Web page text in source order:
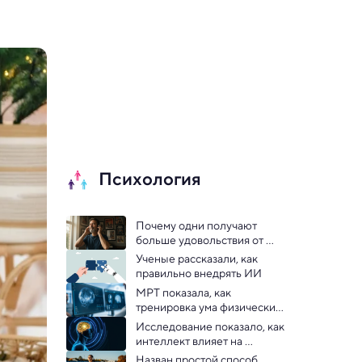
Психология
Почему одни получают
больше удовольствия от
музыки, чем другие —
объяснили генетики
Ученые рассказали, как
правильно внедрять ИИ
МРТ показала, как
тренировка ума физически
перестраивает мозг
Исследование показало, как
интеллект влияет на
нравственность и мораль